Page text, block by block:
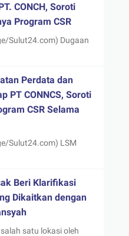
CONCH, Soroti
Program CSR
Sulut24.com) Dugaan
Perdata dan
PT CONNCS, Soroti
CSR Selama
Sulut24.com) LSM
Beri Klarifikasi
Dikaitkan dengan
satu lokasi oleh